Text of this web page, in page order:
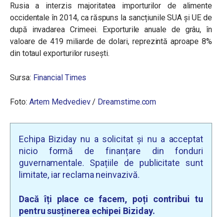
Rusia a interzis majoritatea importurilor de alimente
occidentale în 2014, ca răspuns la sancțiunile SUA și UE de
după invadarea Crimeei. Exporturile anuale de grâu, în
valoare de 419 miliarde de dolari, reprezintă aproape 8%
din totaul exporturilor rusești.
Sursa: Financial Times
Foto: Artem Medvediev/ Dreamstime.com
Echipa Biziday nu a solicitat și nu a acceptat
nicio formă de finanțare din fonduri
guvernamentale. Spațiile de publicitate sunt
limitate, iar reclama neinvazivă.
Dacă îți place ce facem, poți contribui tu
pentru susținerea echipei Biziday.